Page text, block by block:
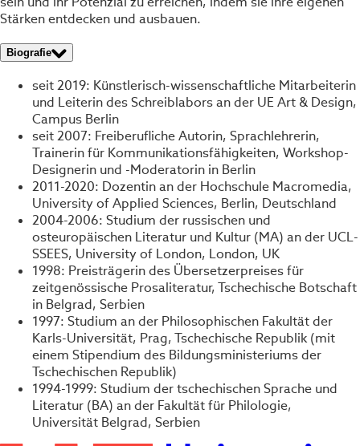
Stärken entdecken und ausbauen.
Biografie
seit 2019: Künstlerisch-wissenschaftliche Mitarbeiterin
und Leiterin des Schreiblabors an der UE Art & Design,
Campus Berlin
seit 2007: Freiberufliche Autorin, Sprachlehrerin,
Trainerin für Kommunikationsfähigkeiten, Workshop-
Designerin und -Moderatorin in Berlin
2011-2020: Dozentin an der Hochschule Macromedia,
University of Applied Sciences, Berlin, Deutschland
2004-2006: Studium der russischen und
osteuropäischen Literatur und Kultur (MA) an der UCL-
SSEES, University of London, London, UK
1998: Preisträgerin des Übersetzerpreises für
zeitgenössische Prosaliteratur, Tschechische Botschaft
in Belgrad, Serbien
1997: Studium an der Philosophischen Fakultät der
Karls-Universität, Prag, Tschechische Republik (mit
einem Stipendium des Bildungsministeriums der
Tschechischen Republik)
1994-1999: Studium der tschechischen Sprache und
Literatur (BA) an der Fakultät für Philologie,
Universität Belgrad, Serbien